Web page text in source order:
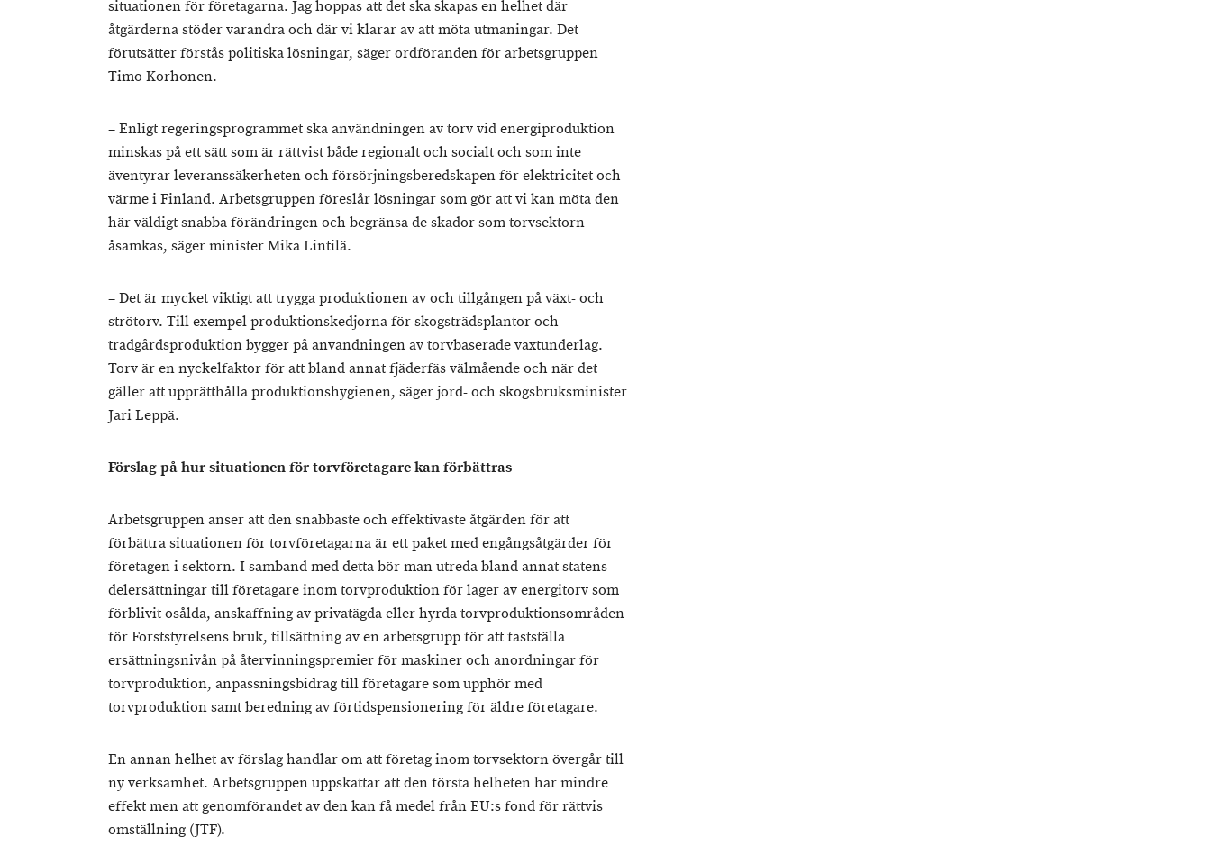
situationen för företagarna. Jag hoppas att det ska skapas en helhet där
åtgärderna stöder varandra och där vi klarar av att möta utmaningar. Det
förutsätter förstås politiska lösningar, säger ordföranden för arbetsgruppen
Timo Korhonen.
– Enligt regeringsprogrammet ska användningen av torv vid energiproduktion
minskas på ett sätt som är rättvist både regionalt och socialt och som inte
äventyrar leveranssäkerheten och försörjningsberedskapen för elektricitet och
värme i Finland. Arbetsgruppen föreslår lösningar som gör att vi kan möta den
här väldigt snabba förändringen och begränsa de skador som torvsektorn
åsamkas, säger minister Mika Lintilä.
– Det är mycket viktigt att trygga produktionen av och tillgången på växt- och
strötorv. Till exempel produktionskedjorna för skogsträdsplantor och
trädgårdsproduktion bygger på användningen av torvbaserade växtunderlag.
Torv är en nyckelfaktor för att bland annat fjäderfäs välmående och när det
gäller att upprätthålla produktionshygienen, säger jord- och skogsbruksminister
Jari Leppä.
Förslag på hur situationen för torvföretagare kan förbättras
Arbetsgruppen anser att den snabbaste och effektivaste åtgärden för att
förbättra situationen för torvföretagarna är ett paket med engångsåtgärder för
företagen i sektorn. I samband med detta bör man utreda bland annat statens
delersättningar till företagare inom torvproduktion för lager av energitorv som
förblivit osålda, anskaffning av privatägda eller hyrda torvproduktionsområden
för Forststyrelsens bruk, tillsättning av en arbetsgrupp för att fastställa
ersättningsnivån på återvinningspremier för maskiner och anordningar för
torvproduktion, anpassningsbidrag till företagare som upphör med
torvproduktion samt beredning av förtidspensionering för äldre företagare.
En annan helhet av förslag handlar om att företag inom torvsektorn övergår till
ny verksamhet. Arbetsgruppen uppskattar att den första helheten har mindre
effekt men att genomförandet av den kan få medel från EU:s fond för rättvis
omställning (JTF).